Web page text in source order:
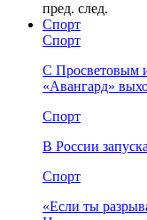
пред. след.
Спорт
Спорт
С Просветовым
«Авангард»
Спорт
В России
Спорт
«Если ты